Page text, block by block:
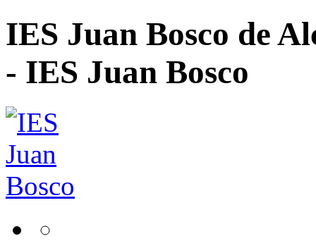
IES Juan Bosco de
- IES Juan Bosco